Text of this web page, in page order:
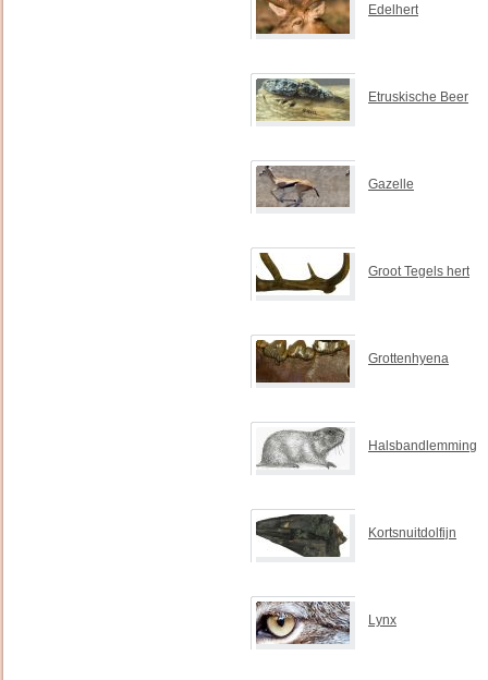
Edelhert
Etruskische Beer
Gazelle
Groot Tegels hert
Grottenhyena
Halsbandlemming
Kortsnuitdolfijn
Lynx